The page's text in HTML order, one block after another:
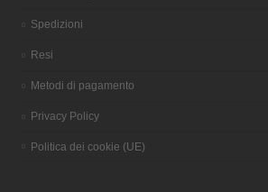
Spedizioni
Resi
Metodi di pagamento
Privacy Policy
Politica dei cookie (UE)